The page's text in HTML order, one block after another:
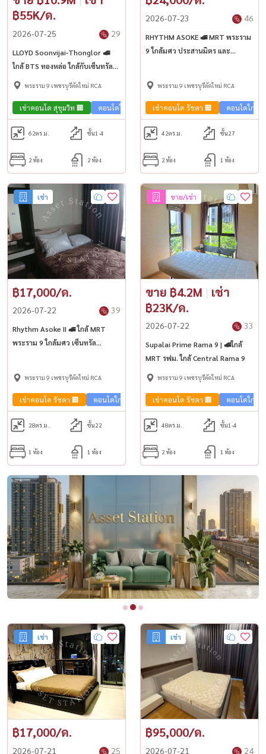
฿55K/ด.
2026-07-25 29
LLOYD Soonvijai-Thonglor 🚅
ใกล้ BTS ทองหล่อ ใกล้กับเซ็นทรัล
พระราม 9 ติดโรงพยาบาลกรุงเทพ
พระราม 9 เพชรบุรีตัดใหม่ RCA
เช่าคอนโด สุขุมวิท 🏢 คอนโดใกล้รถไฟฟ้า🚈 ขายคอนโด สุขุมวิท 🏢
62ตร.ม. ชั้น1-4
2 ห้อง 2 ห้อง
2026-07-23 46
RHYTHM ASOKE 🚅 MRT พระราม
9 ใกล้มศว ประสานมิตร และ
พระราม 9 เพชรบุรีตัดใหม่ RCA
เช่าคอนโด รัชดา 🏢 คอนโดใกล้ร
42ตร.ม. ชั้น27
2 ห้อง 1 ห้อง
เช่า
฿17,000/ด.
2026-07-22 39
Rhythm Asoke II 🚅 ใกล้ MRT
พระราม 9 ใกล้มศว เซ็นทรัล
พระราม 9 เพชรบุรีตัดใหม่ RCA
เช่าคอนโด รัชดา 🏢 คอนโดใกล้รถไฟฟ้า🚈
28ตร.ม. ชั้น22
1 ห้อง 1 ห้อง
ขาย/เช่า
ขาย ฿4.2M | เช่า
฿23K/ด.
2026-07-22 33
Supalai Prime Rama 9 | 🚅ใกล้
MRT รฟม. ใกล้ Central Rama 9
พระราม 9 เพชรบุรีตัดใหม่ RCA
เช่าคอนโด รัชดา 🏢 คอนโดใกล้ร
48ตร.ม. ชั้น1-4
2 ห้อง 1 ห้อง
เช่า
฿17,000/ด.
2026-07-21 25
เช่า
฿95,000/ด.
2026-07-21 24